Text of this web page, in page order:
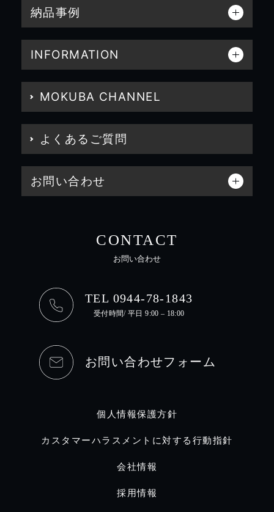
納品事例
INFORMATION
MOKUBA CHANNEL
よくあるご質問
お問い合わせ
CONTACT
お問い合わせ
TEL 0944-78-1843
受付時間/ 平日 9:00 – 18:00
お問い合わせフォーム
個人情報保護方針
カスタマーハラスメントに対する行動指針
会社情報
採用情報